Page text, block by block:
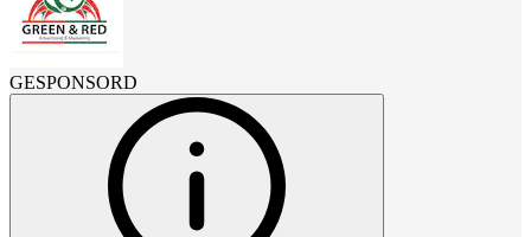
GESPONSORD